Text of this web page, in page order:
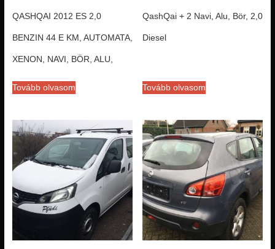
QASHQAI 2012 ES 2,0
BENZIN 44 E KM, AUTOMATA,
XENON, NAVI, BÖR, ALU,
Tovább olvasom
QashQai + 2 Navi, Alu, Bör, 2,0
Diesel
Tovább olvasom